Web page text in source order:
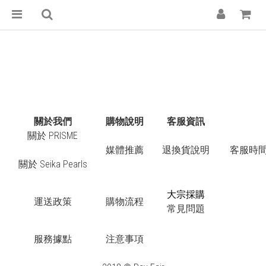
關於我們 購物說明
客服資訊
關於 PRISME
關於 Seika Pearls
媒體推薦 退換貨說明 客服時
運送政策 購物流程
大宗採購
常見問題
服務據點 注意事項